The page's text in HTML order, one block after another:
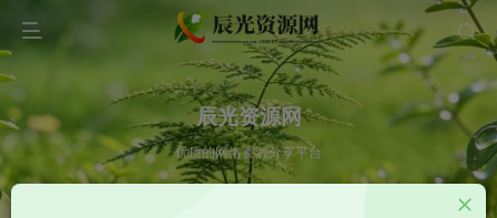
辰光资源网
优质的网络资源分享平台